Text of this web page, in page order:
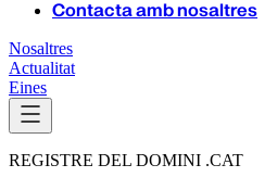
Contacta amb nosaltres
Nosaltres
Actualitat
Eines
REGISTRE DEL DOMINI .CAT